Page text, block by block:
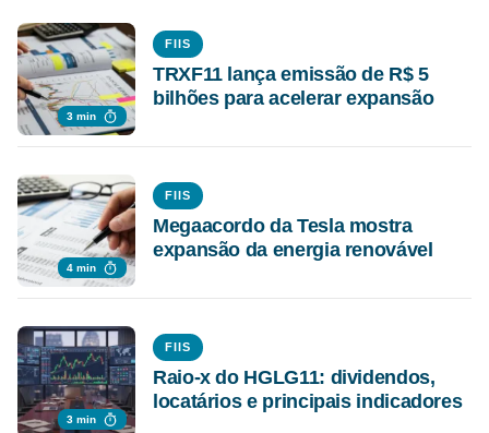
3 min
FIIS
TRXF11 lança emissão de R$ 5
bilhões para acelerar expansão
4 min
FIIS
Megaacordo da Tesla mostra
expansão da energia renovável
3 min
FIIS
Raio-x do HGLG11: dividendos,
locatários e principais indicadores